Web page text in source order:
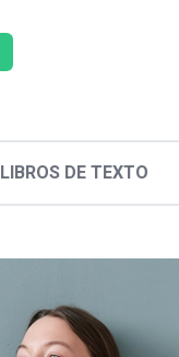
LIBROS DE TEXTO